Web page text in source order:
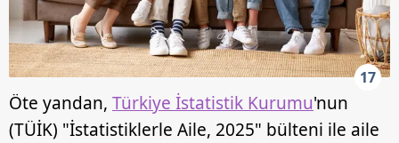
17
Öte yandan, Türkiye İstatistik Kurumu'nun
(TÜİK) "İstatistiklerle Aile, 2025" bülteni ile aile